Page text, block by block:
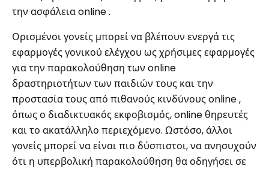
την ασφάλεια online .
Ορισμένοι γονείς μπορεί να βλέπουν ενεργά τις
εφαρμογές γονικού ελέγχου ως χρήσιμες εφαρμογές
για την παρακολούθηση των online
δραστηριοτήτων των παιδιών τους και την
προστασία τους από πιθανούς κινδύνους online ,
όπως ο διαδικτυακός εκφοβισμός, online θηρευτές
και το ακατάλληλο περιεχόμενο. Ωστόσο, άλλοι
γονείς μπορεί να είναι πιο δύσπιστοι, να ανησυχούν
ότι η υπερβολική παρακολούθηση θα οδηγήσει σε